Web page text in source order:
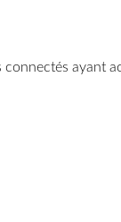
connectés ayant